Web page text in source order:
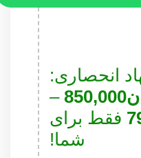
انحصاری:
850,000
–
فقط برای
شما!